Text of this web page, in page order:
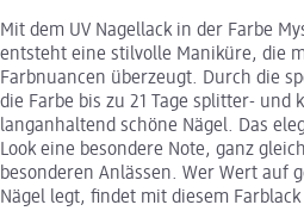
Mit dem UV Nagellack in der Farbe
entsteht eine stilvolle Maniküre, die
Farbnuancen überzeugt. Durch die
die Farbe bis zu 21 Tage splitter- und
langanhaltend schöne Nägel. Das
Look eine besondere Note, ganz
besonderen Anlässen. Wer Wert auf
Nägel legt, findet mit diesem